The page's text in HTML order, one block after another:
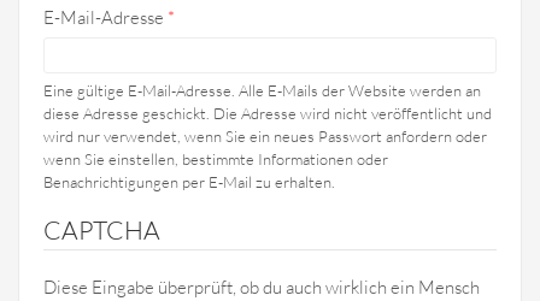
E-Mail-Adresse *
Eine gültige E-Mail-Adresse. Alle E-Mails der Website werden an
diese Adresse geschickt. Die Adresse wird nicht veröffentlicht und
wird nur verwendet, wenn Sie ein neues Passwort anfordern oder
wenn Sie einstellen, bestimmte Informationen oder
Benachrichtigungen per E-Mail zu erhalten.
CAPTCHA
Diese Eingabe überprüft, ob du auch wirklich ein Mensch